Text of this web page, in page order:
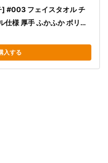
] #003 フェイスタオル チ
仕様 厚手 ふかふか ボリュ
JapanTechnology
入する